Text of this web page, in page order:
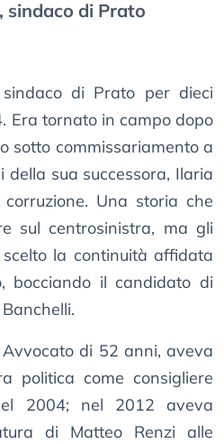
sindaco di Prato
di Prato per dieci
Era tornato in campo dopo
sotto commissariamento a
della sua successora, Ilaria
Una storia che
sul centrosinistra, ma gli
la continuità affidata
bocciando il candidato di
Avvocato di 52 anni, aveva
politica come consigliere
2004; nel 2012 aveva
di Matteo Renzi alle